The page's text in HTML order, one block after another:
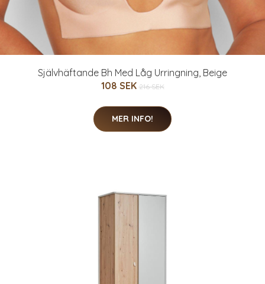
Självhäftande Bh Med Låg Urringning, Beige
108 SEK 216 SEK
MER INFO!